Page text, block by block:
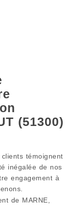
(51300)
témoignent
inégalée de nos
engagement à
de MARNE,